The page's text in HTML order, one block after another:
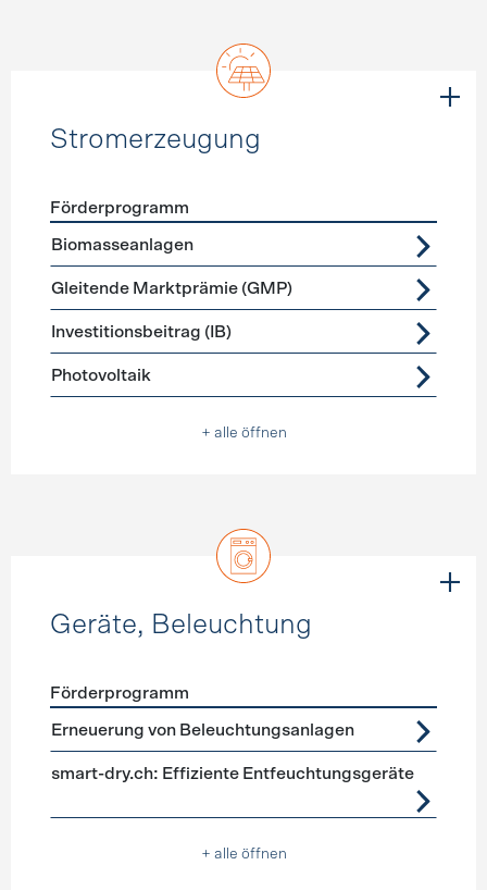
Stromerzeugung
Förderprogramme
Förderprogramm
Biomasseanlagen
Gleitende Marktprämie (GMP)
Investitionsbeitrag (IB)
Photovoltaik
+ alle öffnen
Geräte, Beleuchtung
Förderprogramme Geräte, Beleuchtung
Förderprogramm
Erneuerung von Beleuchtungsanlagen
smart-dry.ch: Effiziente Entfeuchtungsgeräte
+ alle öffnen